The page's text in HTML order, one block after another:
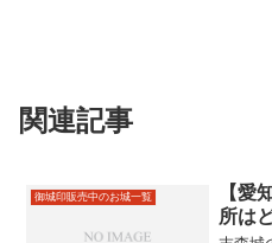
関連記事
御城印販売中のお城一覧
【愛
所は